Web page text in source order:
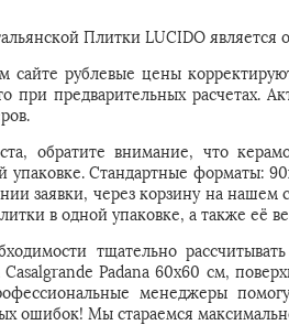
Плитки LUCIDO является
сайте рублевые цены
при предварительных
обратите внимание, что
упаковке. Стандартные форматы:
заявки, через корзину на нашем
в одной упаковке, а также её
тщательно
Padana 60x60 см,
менеджеры
ошибок! Мы стараемся